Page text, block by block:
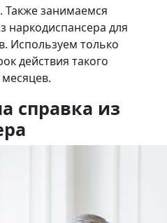
занимаемся
для
Используем только
действия такого
справка из